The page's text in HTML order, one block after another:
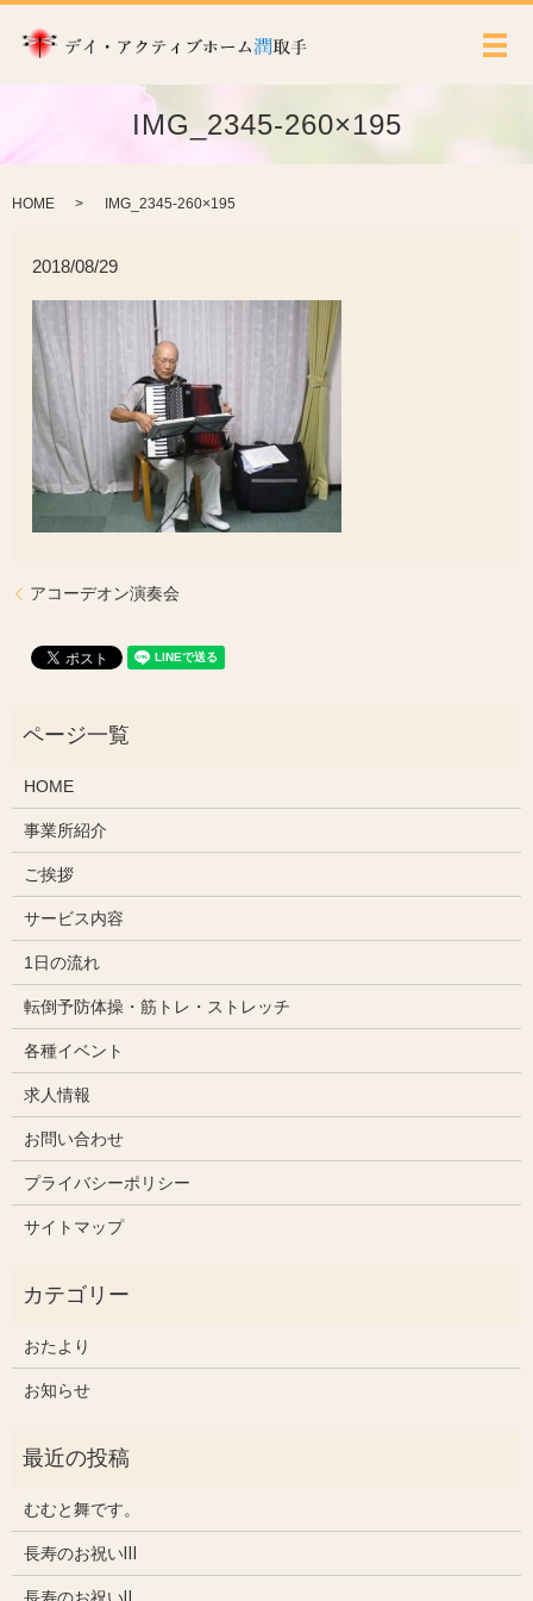
メ
IMG_2345-260×195
HOME IMG_2345-260×195
2018/08/29
アコーデオン演奏会
HOME
事業所紹介
ご挨拶
サービス内容
1日の流れ
転倒予防体操・筋トレ・ストレッチ
各種イベント
求人情報
お問い合わせ
プライバシーポリシー
サイトマップ
おたより
お知らせ
むむと舞です。
長寿のお祝いⅢ